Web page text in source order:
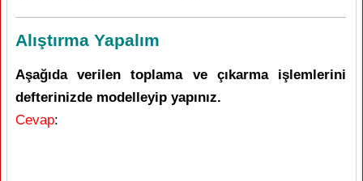
Alıştırma Yapalım
Aşağıda verilen toplama ve çıkarma işlemlerini
defterinizde modelleyip yapınız.
Cevap: